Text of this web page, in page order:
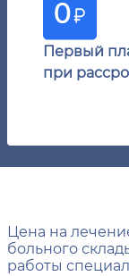
Первый
при
Цена на
больного
работы